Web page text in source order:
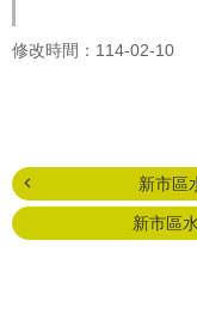
修改時間：114-02-10
新市區
新市區